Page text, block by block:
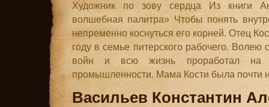
Художник по зову сердца Из книги
волшебная палитра» Чтобы понять
непременно коснуться его корней. Отец
году в семье питерского рабочего. Волею
войн и всю жизнь проработал на
промышленности. Мама Кости была почти
Васильев Константин